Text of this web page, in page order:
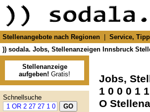
Stellenangebote nach Regionen Service,
)) sodala. Jobs, Stellenanzeigen Innsbruck
Stellenanzeige
aufgeben! Gratis!
Schnellsuche
Jobs,
1 0 0 0 1
O